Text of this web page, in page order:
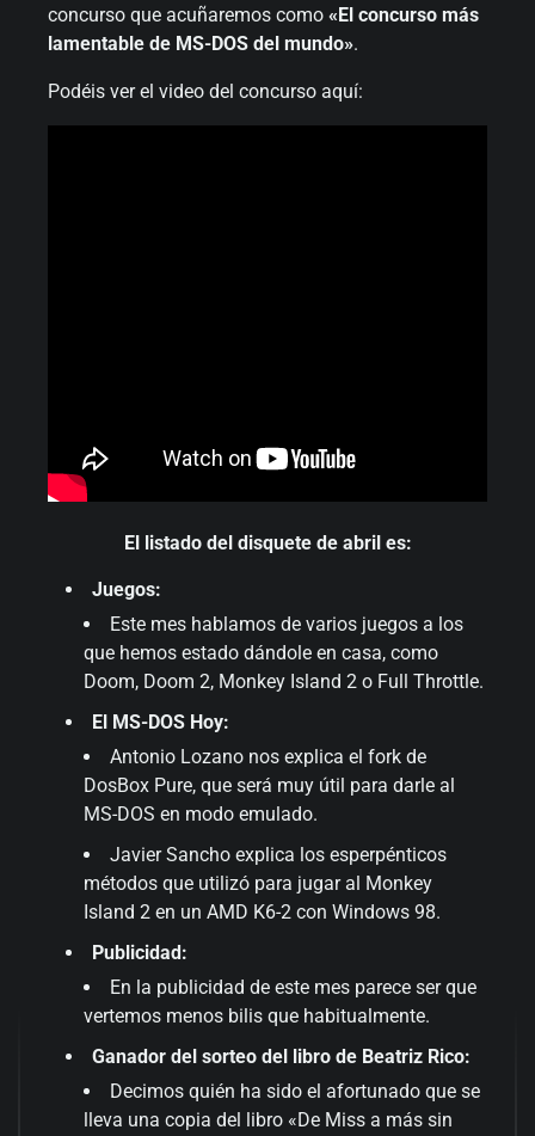
concurso que acuñaremos como «El concurso más
lamentable de MS-DOS del mundo».
Podéis ver el video del concurso aquí:
El listado del disquete de abril es:
Juegos:
Este mes hablamos de varios juegos a los
que hemos estado dándole en casa, como
Doom, Doom 2, Monkey Island 2 o Full Throttle.
El MS-DOS Hoy:
Antonio Lozano nos explica el fork de
DosBox Pure, que será muy útil para darle al
MS-DOS en modo emulado.
Javier Sancho explica los esperpénticos
métodos que utilizó para jugar al Monkey
Island 2 en un AMD K6-2 con Windows 98.
Publicidad:
En la publicidad de este mes parece ser que
vertemos menos bilis que habitualmente.
Ganador del sorteo del libro de Beatriz Rico:
Decimos quién ha sido el afortunado que se
lleva una copia del libro «De Miss a más sin